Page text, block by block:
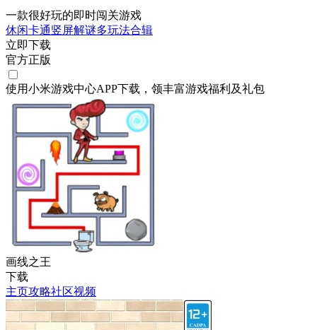
一款很好玩的即时闯关游戏
休闲卡通竖屏解谜多玩法合辑
立即下载
官方正版
使用小米游戏中心APP下载 ，领丰富游戏福利 及礼包
画线之王
下载
主页攻略社区视频